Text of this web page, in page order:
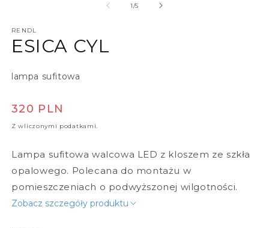
1/z5
RENDL
ESICA CYL
lampa sufitowa
Cena regularna
320 PLN
Z wliczonymi podatkami.
Lampa sufitowa walcowa LED z kloszem ze szkła
opalowego. Polecana do montażu w
pomieszczeniach o podwyższonej wilgotności.
Zobacz szczegóły produktu